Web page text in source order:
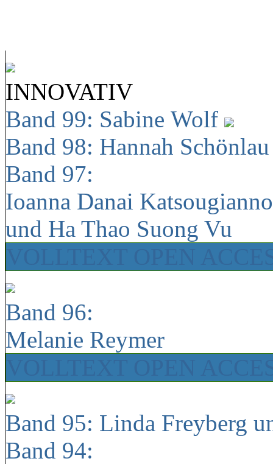
INNOVATIV
Band 99: Sabine Wolf
Band 98: Hannah
Band 97:
Ioanna Danai
und Ha Thao Suong Vu
Band 96:
Melanie Reymer
Band 95: Linda Freyberg
Band 94: